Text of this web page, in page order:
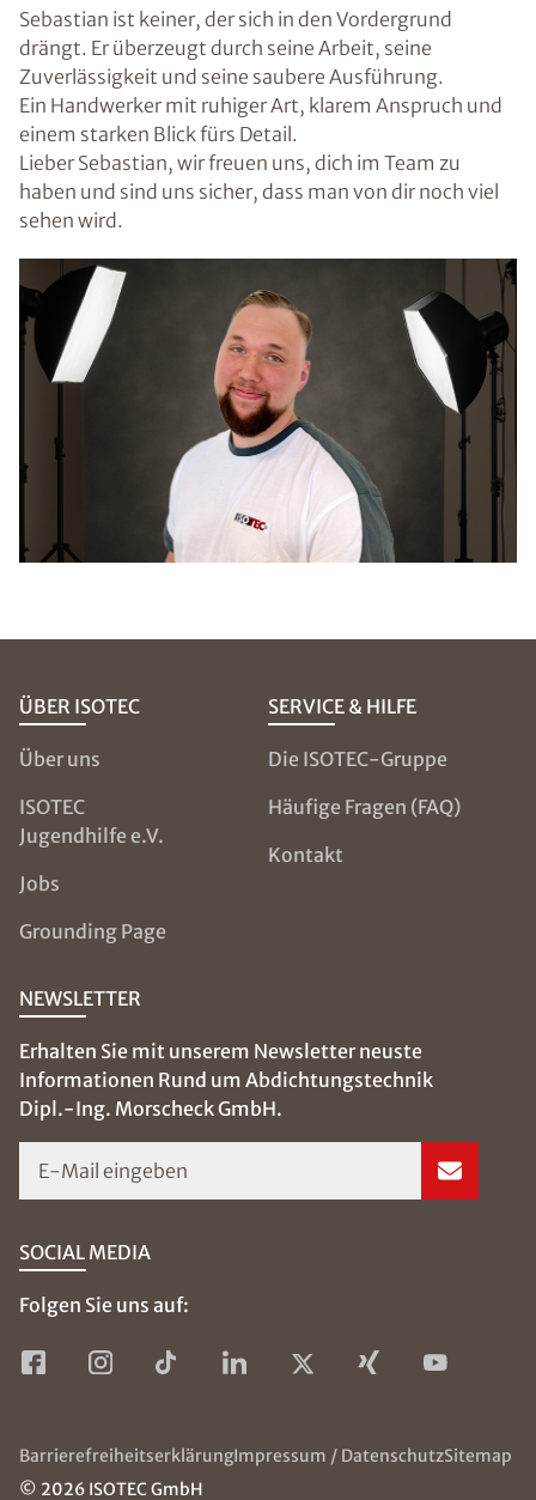
Sebastian ist keiner, der sich in den Vordergrund
drängt. Er überzeugt durch seine Arbeit, seine
Zuverlässigkeit und seine saubere Ausführung.
Ein Handwerker mit ruhiger Art, klarem Anspruch und
einem starken Blick fürs Detail.
Lieber Sebastian, wir freuen uns, dich im Team zu
haben und sind uns sicher, dass man von dir noch viel
sehen wird.
ÜBER ISOTEC
Über uns
ISOTEC
Jugendhilfe e.V.
Jobs
Grounding Page
SERVICE & HILFE
Die ISOTEC-Gruppe
Häufige Fragen (FAQ)
Kontakt
NEWSLETTER
Erhalten Sie mit unserem Newsletter neuste
Informationen Rund um Abdichtungstechnik
Dipl.-Ing. Morscheck GmbH.
E-Mail eingeben
SOCIAL MEDIA
Folgen Sie uns auf:
BarrierefreiheitserklärungImpressum / DatenschutzSitemap
© 2026 ISOTEC GmbH